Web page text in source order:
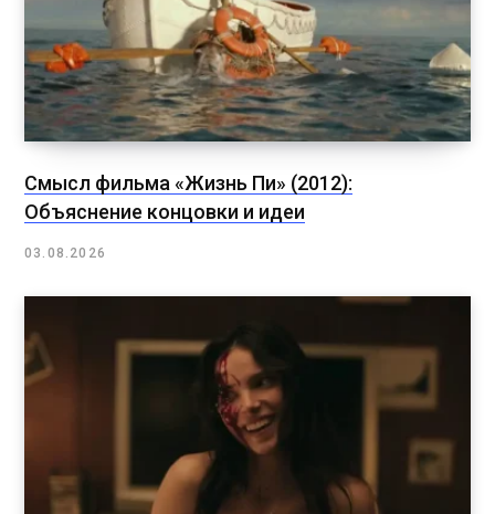
Смысл фильма «Жизнь Пи» (2012):
Объяснение концовки и идеи
03.08.2026